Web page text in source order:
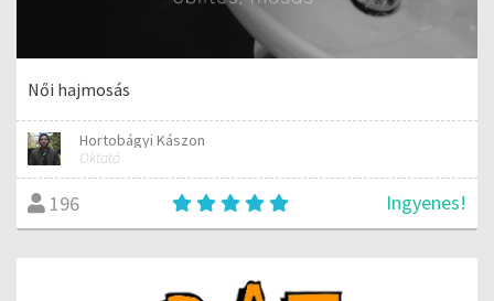
Női hajmosás
Hortobágyi Kászon
Oktató
196 Ingyenes!